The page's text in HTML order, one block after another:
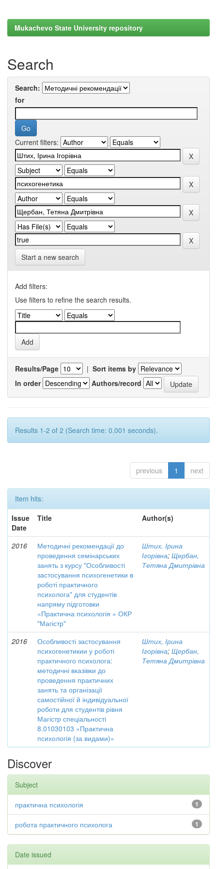
Mukachevo State University repository
Search
Search:
for
Current filters:
Start a new search
Add filters:
Use filters to refine the search results.
Results/Page | Sort items by
In order
Authors/record
Results 1-2 of 2 (Search time: 0.001 seconds).
previous 1 next
Item hits:
Issue
Date
Title Author(s)
2016
Методичні рекомендації до
проведення семінарських
занять з курсу "Особливості
застосування психогенетики в
роботі практичного
психолога" для студентів
напряму підготовки
«Практична психологія » ОКР
"Магістр"
Штих, Ірина
Ігорівна; Щербан,
Тетяна Дмитрівна
2016
Особливості застосування
психогенетикии у роботі
практичного психолога:
методичні вказівки до
проведення практичних
занять та організації
самостійної й індивідуальної
роботи для студентів рівня
Магістр спеціальності
8.01030103 «Практична
психологія (за видами)»
Штих, Ірина
Ігорівна; Щербан,
Тетяна Дмитрівна
Discover
Subject
1
практична психологія
1
робота практичного психолога
Date issued